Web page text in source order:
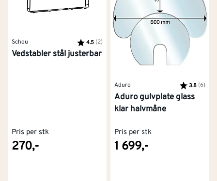
Schou Karakter:
4.5 (2) av 5 mulige
Vedstabler stål justerbar
Pris per stk
270,-
Aduro Karakter:
3.8 (6)
Aduro gulvplate glass
klar halvmåne
Pris per stk
1 699,-